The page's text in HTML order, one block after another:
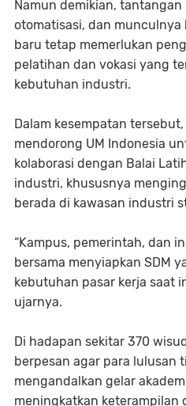
Namun demikian,
otomatisasi, dan
baru tetap memerlukan
pelatihan dan vokasi yang
kebutuhan industri.
Dalam kesempatan
mendorong UM Indonesia
kolaborasi dengan Balai
industri, khususnya
berada di kawasan industri
“Kampus, pemerintah, dan
bersama menyiapkan SDM
kebutuhan pasar kerja saat
ujarnya.
Di hadapan sekitar 370
berpesan agar para lulusan
mengandalkan gelar
meningkatkan keterampilan